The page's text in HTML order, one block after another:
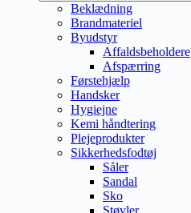
Beklædning
Brandmateriel
Byudstyr
Affaldsbeholdere
Afspærring
Førstehjælp
Handsker
Hygiejne
Kemi håndtering
Plejeprodukter
Sikkerhedsfodtøj
Såler
Sandal
Sko
Støvler